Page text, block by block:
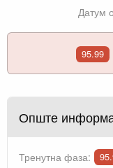
Датум
95.99
Опште
Тренутна фаза: